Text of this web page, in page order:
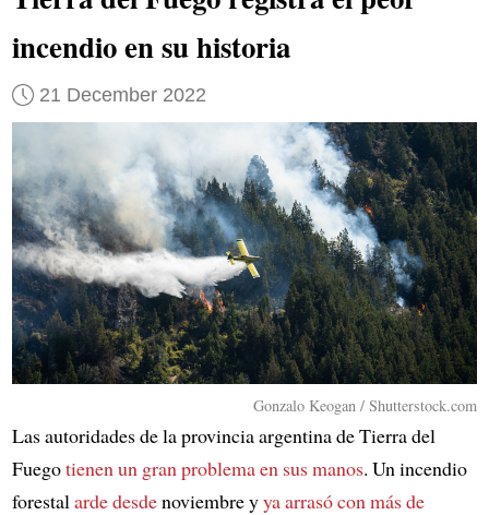
incendio en su historia
21 December 2022
Gonzalo Keogan / Shutterstock.com
Las autoridades de la provincia argentina de Tierra del
Fuegotienen un gran problema en sus manos. Un incendio
forestalarde desdenoviembre yya arrasó con más de